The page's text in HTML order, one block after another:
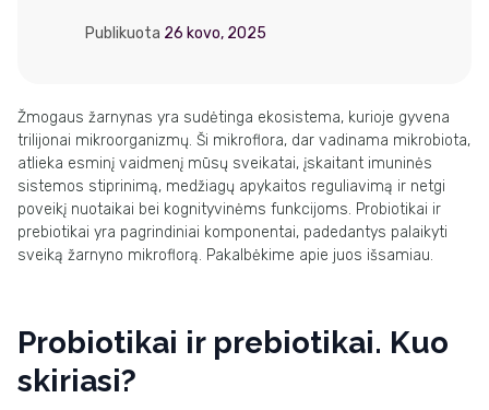
Publikuota 26 kovo, 2025
Žmogaus žarnynas yra sudėtinga ekosistema, kurioje gyvena
trilijonai mikroorganizmų. Ši mikroflora, dar vadinama mikrobiota,
atlieka esminį vaidmenį mūsų sveikatai, įskaitant imuninės
sistemos stiprinimą, medžiagų apykaitos reguliavimą ir netgi
poveikį nuotaikai bei kognityvinėms funkcijoms. Probiotikai ir
prebiotikai yra pagrindiniai komponentai, padedantys palaikyti
sveiką žarnyno mikroflorą. Pakalbėkime apie juos išsamiau.
Probiotikai ir prebiotikai. Kuo
skiriasi?